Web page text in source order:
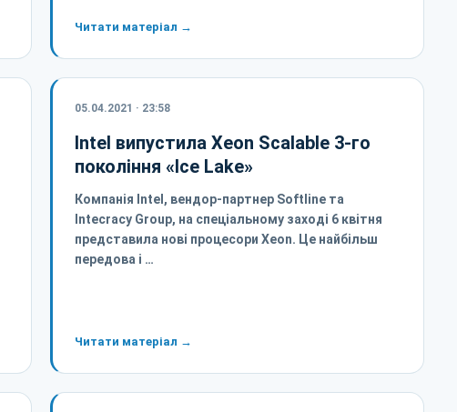
Читати матеріал →
05.04.2021 · 23:58
Intel випустила Xeon Scalable 3-го
покоління «Ice Lake»
Компанія Intel, вендор-партнер Softline та
Intecracy Group, на спеціальному заході 6 квітня
представила нові процесори Xeon. Це найбільш
передова і …
Читати матеріал →